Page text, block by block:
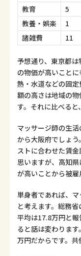
教育
5
教養・娯楽
1
諸雑費
11
予想通り、東京都
の物価が高いこと
熱・水道などの固
額の高さは地域の
す。それに比べると
マッサージ師の生
から大阪府でしょ
ストに合わせた賃
思いますが、高知
が高いことから被雇
単身者であれば、
と考えます。総務
平均は17.8万円と
ると話は変わりま
万円だからです。共